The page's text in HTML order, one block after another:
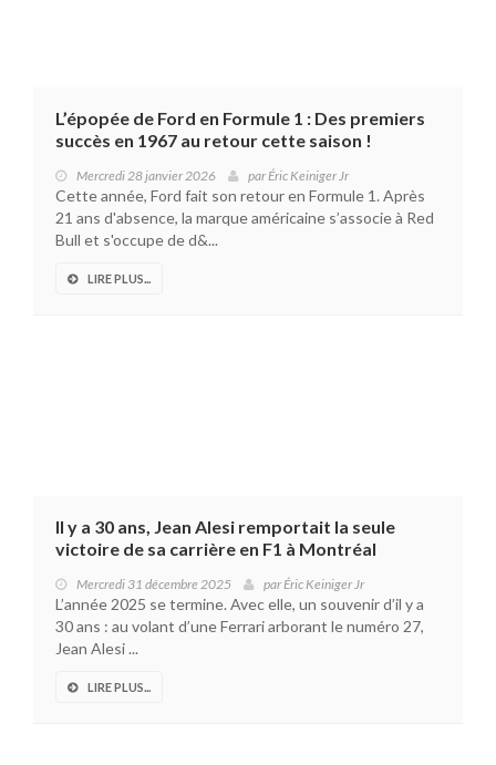
L’épopée de Ford en Formule 1 : Des premiers
succès en 1967 au retour cette saison !
Mercredi 28 janvier 2026 parÉric Keiniger Jr
Cette année, Ford fait son retour en Formule 1. Après
21 ans d'absence, la marque américaine s’associe à Red
Bull et s'occupe de d&...
LIRE PLUS...
Il y a 30 ans, Jean Alesi remportait la seule
victoire de sa carrière en F1 à Montréal
Mercredi 31 décembre 2025 parÉric Keiniger Jr
L’année 2025 se termine. Avec elle, un souvenir d’il y a
30 ans : au volant d’une Ferrari arborant le numéro 27,
Jean Alesi ...
LIRE PLUS...